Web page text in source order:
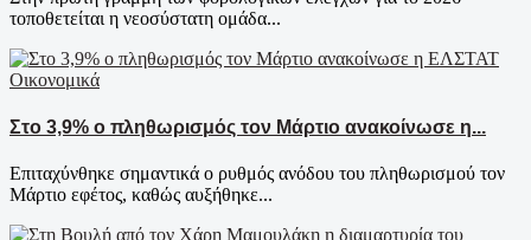
τοποθετείται η νεοσύστατη ομάδα...
Οικονομικά
Στο 3,9% ο πληθωρισμός τον Μάρτιο ανακοίνωσε η...
Επιταχύνθηκε σημαντικά ο ρυθμός ανόδου του πληθωρισμού τον
Μάρτιο εφέτος, καθώς αυξήθηκε...